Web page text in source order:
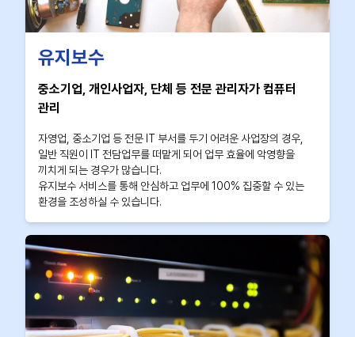
유지보수
중소기업, 개인사업자, 단체 등 전문 관리자가 컴퓨터
관리
자영업, 중소기업 등 전문 IT 부서를 두기 어려운 사업장의 경우,
일반 직원이 IT 전담업무를 떠맡게 되어 업무 효율에 악영향을
끼치게 되는 경우가 많습니다.
유지보수 서비스를 통해 안심하고 업무에 100% 집중할 수 있는
환경을 조성하실 수 있습니다.